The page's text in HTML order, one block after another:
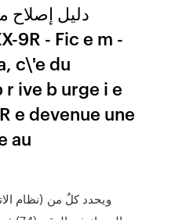
c\'e du
r ive b urge i e
e devenue une
au
ويحدد كلٌ من (نظام